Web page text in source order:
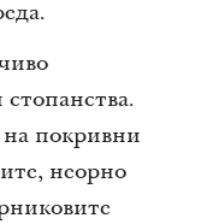
на покривни
неорно